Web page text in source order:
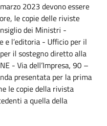
2023 devono essere
le copie delle riviste
dei Ministri -
e l’editoria - Ufficio per il
il sostegno diretto alla
- Via dell’Impresa, 90 –
presentata per la prima
le copie della rivista
a quella della